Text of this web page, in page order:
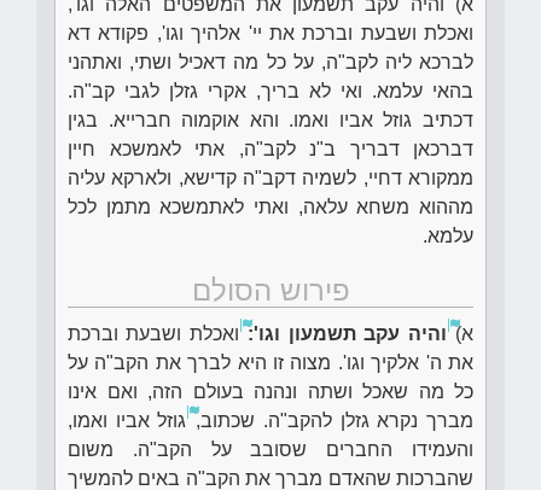
א) והיה עקב תשמעון את המשפטים האלה וגו',
ואכלת ושבעת וברכת את יי' אלהיך וגו', פקודא דא
לברכא ליה לקב"ה, על כל מה דאכיל ושתי, ואתהני
בהאי עלמא. ואי לא בריך, אקרי גזלן לגבי קב"ה.
דכתיב גוזל אביו ואמו. והא אוקמוה חברייא. בגין
דברכאן דבריך ב"נ לקב"ה, אתי לאמשכא חיין
ממקורא דחיי, לשמיה דקב"ה קדישא, ולארקא עליה
מההוא משחא עלאה, ואתי לאתמשכא מתמן לכל
עלמא.
פירוש הסולם
א)והיה עקב תשמעון וגו': ואכלת ושבעת וברכת
את ה' אלקיך וגו'. מצוה זו היא לברך את הקב"ה על
כל מה שאכל ושתה ונהנה בעולם הזה, ואם אינו
מברך נקרא גזלן להקב"ה. שכתוב,גוזל אביו ואמו,
והעמידו החברים שסובב על הקב"ה. משום
שהברכות שהאדם מברך את הקב"ה באים להמשיך